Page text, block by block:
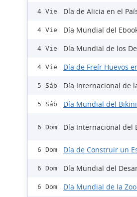
4 Vie Día de Alicia en el
4 Vie Día Mundial del
4 Vie Día Mundial de los
4 Vie Día de Freír Huevos
5 Sáb Día Internacional de
5 Sáb Día Mundial del Bikini
6 Dom Día Internacional del
6 Dom Día de Construir un
6 Dom Día Mundial del
6 Dom Día Mundial de la